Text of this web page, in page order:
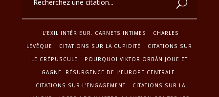
L’EXIL INTÉRIEUR. CARNETS INTIMES
CHARLES
LÉVÊQUE
CITATIONS SUR LA CUPIDITÉ
CITATIONS SUR
LE CRÉPUSCULE
POURQUOI VIKTOR ORBÁN JOUE ET
GAGNE. RÉSURGENCE DE L’EUROPE CENTRALE
CITATIONS SUR L'ENGAGEMENT
CITATIONS SUR LA